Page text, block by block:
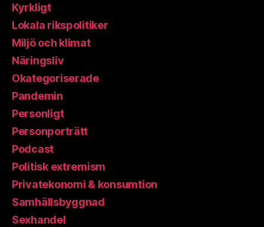
Kyrkligt
Lokala rikspolitiker
Miljö och klimat
Näringsliv
Okategoriserade
Pandemin
Personligt
Personporträtt
Podcast
Politisk extremism
Privatekonomi & konsumtion
Samhällsbyggnad
Sexhandel